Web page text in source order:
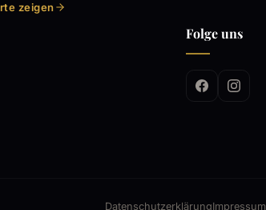
zeigen
Folge uns
DatenschutzerklärungImpressum